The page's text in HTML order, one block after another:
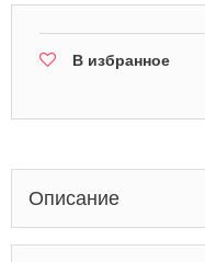
В избранное
Описание